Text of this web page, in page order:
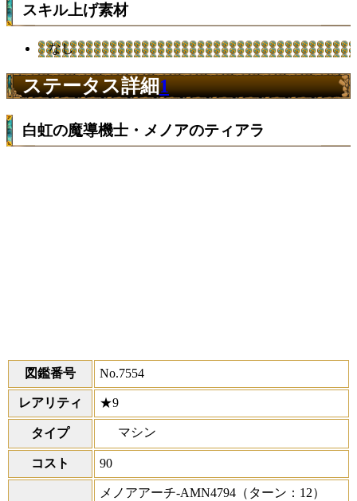
スキル上げ素材
なし
ステータス詳細1
白虹の魔導機士・メノアのティアラ
図鑑番号 No.7554
レアリティ ★9
タイプ マシン
コスト 90
メノアアーチ-AMN4794 （ターン：12）